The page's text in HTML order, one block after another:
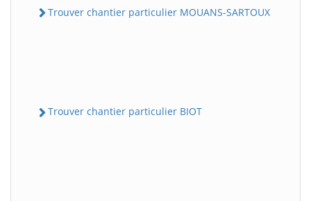
Trouver chantier particulier MOUANS-SARTOUX
Trouver chantier particulier BIOT